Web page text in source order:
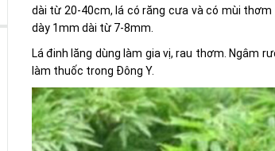
dài từ 20-40cm, lá có răng cưa và có mùi thơm
dày 1mm dài từ 7-8mm.
Lá đinh lăng dùng làm gia vị, rau thơm. Ngâm
làm thuốc trong Đông Y.